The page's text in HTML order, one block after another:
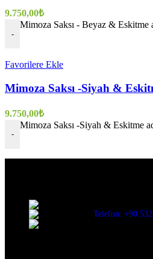
9.750,00₺
-
Mimoza Saksı - Beyaz & Eskitme
Favorilere Ekle
Mimoza Saksı -Siyah &
9.750,00₺
-
Mimoza Saksı -Siyah & Eskitme
Telefon: +90